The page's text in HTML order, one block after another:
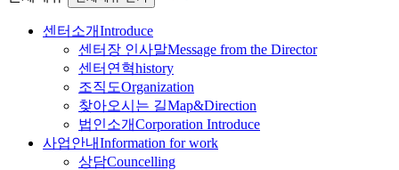
센터소개Introduce
센터장 인사말Message from the Director
센터연혁history
조직도Organization
찾아오시는 길Map&Direction
법인소개Corporation Introduce
사업안내Information for work
상담Councelling